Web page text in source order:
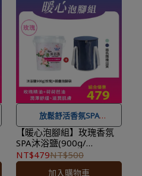
★ 登入會員訂購，管理訂單
更方便，還可累積紅利點
數，一點抵一元！
到貨時間參考：訂購完成
後，下個工作天出貨，出貨
後物流預計1-3個工作天送
達。
放鬆舒活香氛SPA
★ 可宅配到府&超商取貨，
全館滿 NT$ 1,500免運費，
【暖心泡腳組】玫瑰香氛
SPA沐浴鹽(900g/
罐)x1+含蓋摺疊泡腳袋(顏
色隨機)x1
NT$479NT$500
加入購物車